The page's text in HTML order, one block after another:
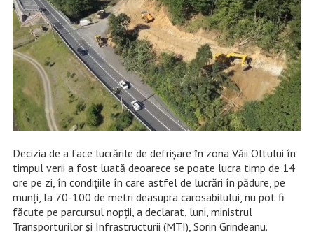
Decizia de a face lucrările de defrişare în zona Văii Oltului în
timpul verii a fost luată deoarece se poate lucra timp de 14
ore pe zi, în condiţiile în care astfel de lucrări în pădure, pe
munţi, la 70-100 de metri deasupra carosabilului, nu pot fi
făcute pe parcursul nopţii, a declarat, luni, ministrul
Transporturilor şi Infrastructurii (MTI), Sorin Grindeanu.